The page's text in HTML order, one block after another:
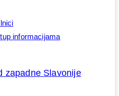
informacijama